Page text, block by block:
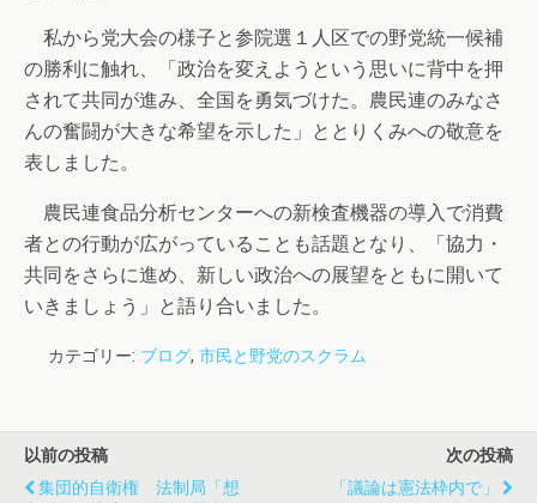
私から党大会の様子と参院選１人区での野党統一候補
の勝利に触れ、「政治を変えようという思いに背中を押
されて共同が進み、全国を勇気づけた。農民連のみなさ
んの奮闘が大きな希望を示した」ととりくみへの敬意を
表しました。
農民連食品分析センターへの新検査機器の導入で消費
者との行動が広がっていることも話題となり、「協力・
共同をさらに進め、新しい政治への展望をともに開いて
いきましょう」と語り合いました。
カテゴリー: ブログ, 市民と野党のスクラム
以前の投稿
集団的自衛権 法制局「想
次の投稿
「議論は憲法枠内で」